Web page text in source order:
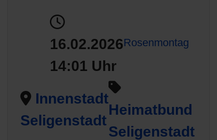
16.02.2026
14:01 Uhr
Rosenmontag
Innenstadt
Seligenstadt
Heimatbund
Seligenstadt